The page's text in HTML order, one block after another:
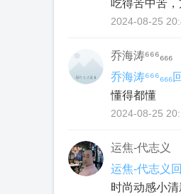
吃得苦中苦
2024-08-25
乔海涛⁶⁶⁶₆₆₆
乔海涛⁶⁶⁶₆₆₆
懂得都懂
2024-08-25
运焦-代志义
运焦-代志义
时尚动感小清